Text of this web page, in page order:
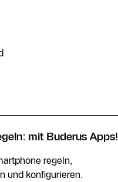
mit Buderus Apps!
regeln,
und konfigurieren.